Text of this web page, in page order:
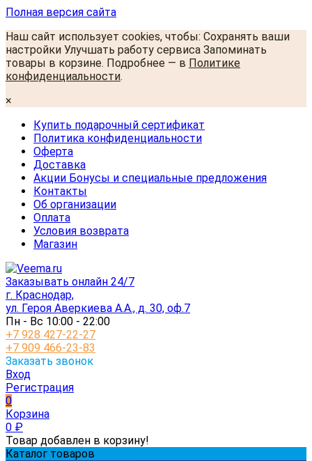
Полная версия сайта
Наш сайт использует cookies, чтобы: Сохранять ваши
настройки Улучшать работу сервиса Запоминать
товары в корзине. Подробнее — в Политике
конфиденциальности.
×
Купить подарочный сертификат
Политика конфиденциальности
Оферта
Доставка
Акции Бонусы и специальные предложения
Контакты
Об организации
Оплата
Условия возврата
Магазин
Заказывать онлайн 24/7
г. Краснодар,
ул. Героя Аверкиева А.А., д. 30, оф.7
Пн - Вс 10:00 - 22:00
+7 928 427-22-27
+7 909 466-23-83
Заказать звонок
Вход
Регистрация
0
Корзина
0 ₽
Товар добавлен в корзину!
Каталог товаров